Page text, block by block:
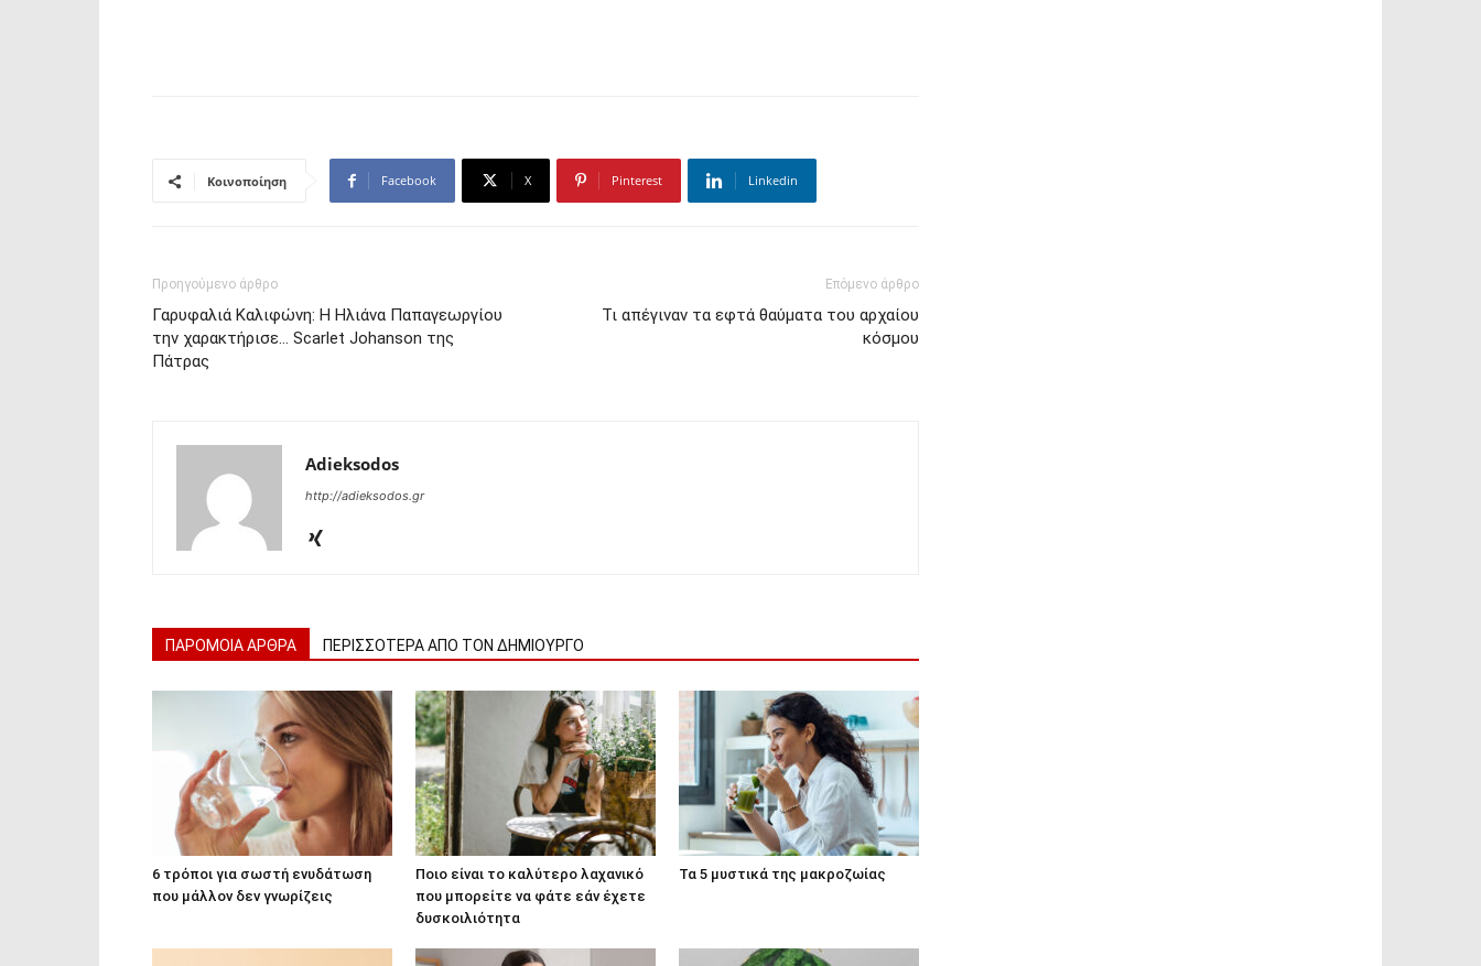
Κοινοποίηση Facebook X Pinterest Linkedin
Προηγούμενο άρθρο
Γαρυφαλιά Καλιφώνη: Η Ηλιάνα Παπαγεωργίου
την χαρακτήρισε… Scarlet Johanson της
Πάτρας
Επόμενο άρθρο
Τι απέγιναν τα εφτά θαύματα του αρχαίου
κόσμου
Adieksodos
http://adieksodos.gr
ΠΑΡΟΜΟΙΑ ΑΡΘΡΑ ΠΕΡΙΣΣΟΤΕΡΑ ΑΠΟ ΤΟΝ ΔΗΜΙΟΥΡΓΟ
6 τρόποι για σωστή ενυδάτωση
που μάλλον δεν γνωρίζεις
Ποιο είναι το καλύτερο λαχανικό
που μπορείτε να φάτε εάν έχετε
δυσκοιλιότητα
Τα 5 μυστικά της μακροζωίας